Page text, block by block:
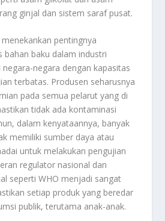
ginjal dan sistem saraf pusat.
pentingnya
bahan baku dalam industri
negara dengan kapasitas
terbatas. Produsen seharusnya
pada semua pelarut yang di
tidak ada kontaminasi
dalam kenyataannya, banyak
memiliki sumber daya atau
untuk melakukan pengujian
regulator nasional dan
seperti WHO menjadi sangat
setiap produk yang beredar
publik, terutama anak-anak.